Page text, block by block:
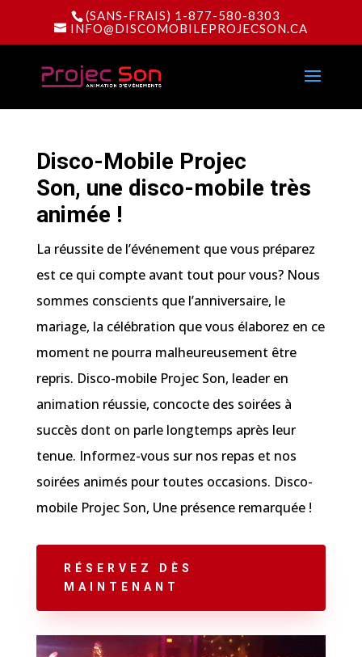
(SANS-FRAIS) 1-877-580-8303
INFO@DISCOMOBILEPROJECSON.CA
Disco-Mobile Projec
Son, une disco-mobile très
animée !
La réussite de l’événement que vous préparez
est ce qui compte avant tout pour vous? Nous
sommes conscients que l’anniversaire, le
mariage, la célébration que vous élaborez en ce
moment ne pourra malheureusement être
repris. Disco-mobile Projec Son, leader en
animation réussie, concocte des soirées à
succès dont on parle longtemps après leur
tenue. Informez-vous sur nos repas et nos
soirées animés pour toutes occasions. Disco-
mobile Projec Son, Une présence remarquée !
RÉSERVEZ DÈS
MAINTENANT